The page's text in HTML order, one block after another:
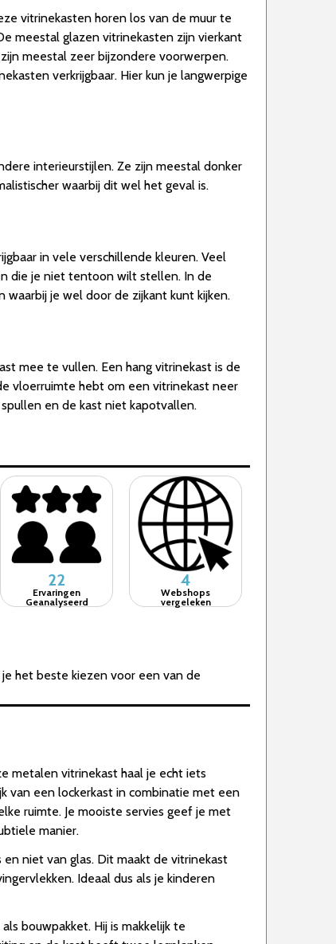
vitrinekasten horen los van de muur te
meestal glazen vitrinekasten zijn vierkant
meestal zeer bijzondere voorwerpen.
verkrijgbaar. Hier kun je langwerpige
interieurstijlen. Ze zijn meestal donker
waarbij dit wel het geval is.
in vele verschillende kleuren. Veel
die je niet tentoon wilt stellen. In de
je wel door de zijkant kunt kijken.
mee te vullen. Een hang vitrinekast is de
vloerruimte hebt om een vitrinekast neer
en de kast niet kapotvallen.
22
Ervaringen
Geanalyseerd
4
Webshops
vergeleken
het beste kiezen voor een van de
metalen vitrinekast haal je echt iets
van een lockerkast in combinatie met een
ruimte. Je mooiste servies geef je met
manier.
niet van glas. Dit maakt de vitrinekast
Ideaal dus als je kinderen
bouwpakket. Hij is makkelijk te